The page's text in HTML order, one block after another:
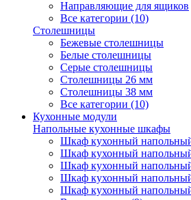
Направляющие для ящиков
Все категории (10)
Столешницы
Бежевые столешницы
Белые столешницы
Серые столешницы
Столешницы 26 мм
Столешницы 38 мм
Все категории (10)
Кухонные модули
Напольные кухонные шкафы
Шкаф кухонный
Шкаф кухонный
Шкаф кухонный
Шкаф кухонный
Шкаф кухонный